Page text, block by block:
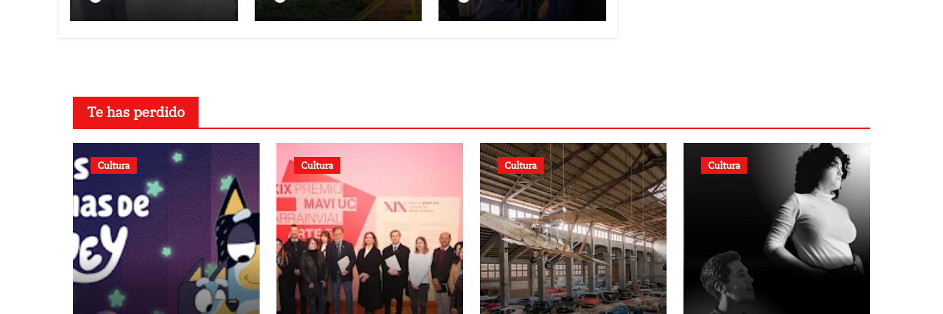
urbanismo Ana
desde el primer
Te has perdido
Cultura Cultura Cultura Cultura